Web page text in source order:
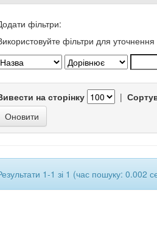
фільтри:
фільтри для уточнення
на сторінку |
1-1 зі 1 (час пошуку: 0.002